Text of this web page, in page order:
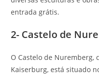
entrada grátis.
2- Castelo de
O Castelo de Nuremberg,
Kaiserburg, está situado